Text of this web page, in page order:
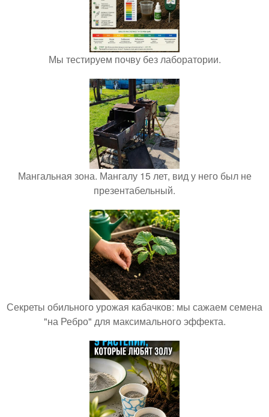
Мы тестируем почву без лаборатории.
Мангальная зона. Мангалу 15 лет, вид у него был не
презентабельный.
Секреты обильного урожая кабачков: мы сажаем семена
"на Ребро" для максимального эффекта.